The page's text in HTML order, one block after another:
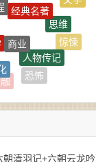
思维
惊悚
艺术
商业
人物传记
恐怖
朝清羽记+六朝云龙吟